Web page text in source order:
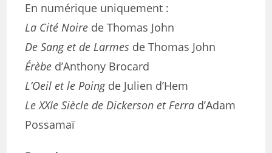
En numérique uniquement :
La Cité Noire de Thomas John
De Sang et de Larmes de Thomas John
Érèbe d’Anthony Brocard
L’Oeil et le Poingde Julien d’Hem
Le XXIe Siècle de Dickerson et Ferra d’Adam
Possamaï